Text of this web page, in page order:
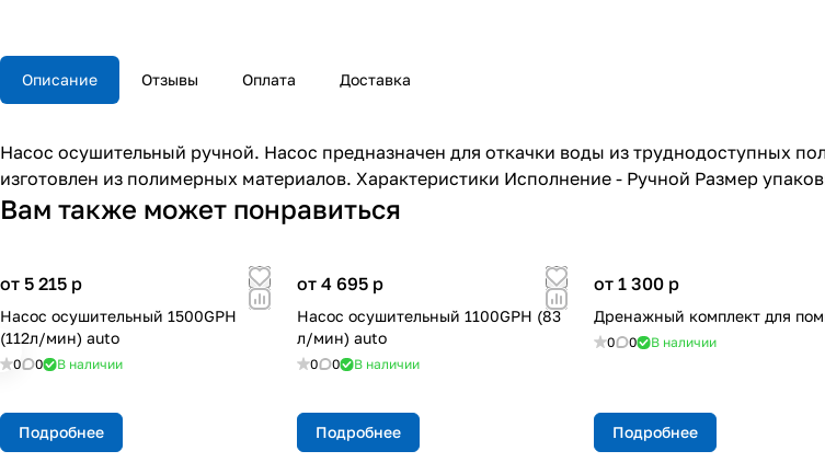
Описание Отзывы Оплата Доставка
Насос осушительный ручной. Насос предназначен для откачки воды из труднодоступных
изготовлен из полимерных материалов. Характеристики Исполнение - Ручной Размер
Вам также может понравиться
от 5 215 p
Насос осушительный 1500GPH
(112л/мин) auto
0 0 В наличии
Подробнее
от 4 695 p
Насос осушительный 1100GPH (83
л/мин) auto
0 0 В наличии
Подробнее
от 1 300 p
Дренажный комплект для
0 0 В наличии
Подробнее